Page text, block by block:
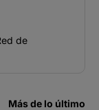
de
Más de lo último